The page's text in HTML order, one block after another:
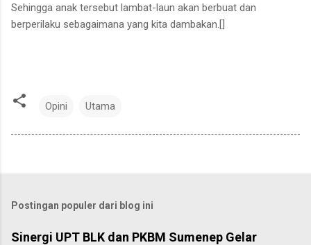
Sehingga anak tersebut lambat-laun akan berbuat dan
berperilaku sebagaimana yang kita dambakan.[]
Opini Utama
Postingan populer dari blog ini
Sinergi UPT BLK dan PKBM Sumenep Gelar